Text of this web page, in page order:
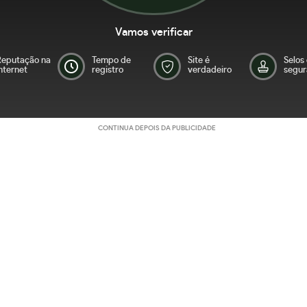
Vamos verificar
na
Tempo de
registro
Site é
verdadeiro
Selos
CONTINUA DEPOIS DA PUBLICIDADE